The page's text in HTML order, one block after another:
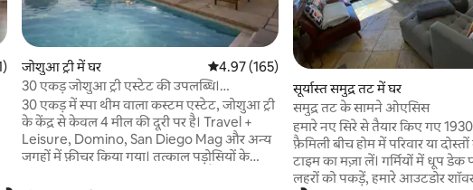
से 4.93, 141 समीक्षाएँ
जोशुआ ट्री में घर औसत रेटिंग 5 में से 4.97, 165 समीक्षाएँ
4.97 (165)
30 एकड़ जोशुआ ट्री एस्टेट की उपलब्धि।
यात्रा+अवकाश में
30 एकड़ में स्पा थीम वाला कस्टम एस्टेट, जोशुआ ट्री
के केंद्र से केवल 4 मील की दूरी पर है। Travel +
Leisure, Domino, San Diego Mag और अन्य
जगहों में फ़ीचर किया गया। तत्काल पड़ोसियों के
सूर्यास्त समुद्र तट में घर
समुद्र तट के सामने ओएसिस
हमारे नए सिरे से तैयार किए गए
फ़ैमिली बीच होम में परिवार या
टाइम का मज़ा लें। गर्मियों में धूप
लहरों को पकड़ें, हमारे आउटडोर